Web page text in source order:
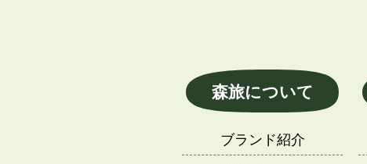
森旅について
ブランド紹介